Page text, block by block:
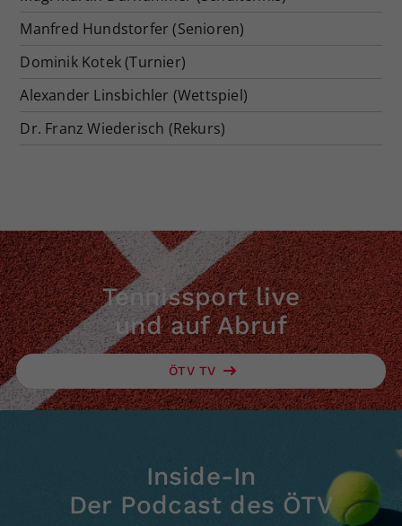
Manfred Hundstorfer (Senioren)
Dominik Kotek (Turnier)
Alexander Linsbichler (Wettspiel)
Dr. Franz Wiederisch (Rekurs)
Tennissport live
und auf Abruf
ÖTV TV
Inside-In
Der Podcast des ÖTV
Dieser Wert speichert Ihre Consent-
Einstellungen. Unter anderem eine
zufällig generierte ID, für die
vorgenommen Einstellungen, falls der
Webseiten-Betreiber dies eingestellt